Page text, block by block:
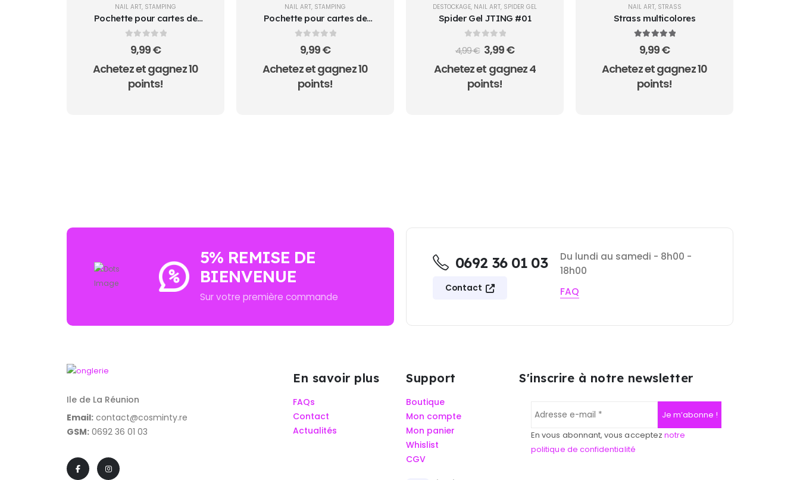
NAIL ART, STAMPING
Pochette pour cartes de
stamping
sur 5
9,99€
Achetez et gagnez 10
points!
NAIL ART, STAMPING
Pochette pour cartes de
stamping
sur 5
9,99€
Achetez et gagnez 10
points!
DESTOCKAGE, NAIL ART, SPIDER GEL
Spider Gel JTING #01
sur 5
4,99€ Le
prix
initial
était :
4,99 €.
3,99€Le
actuel
Achetez et gagnez 4
points!
NAIL ART, STRASS
Strass multicolores
5.00 sur 5
9,99€
Achetez et gagnez 10
points!
5% REMISE DE
BIENVENUE
Sur votre première commande
0692 36 01 03
Contact
Du lundi au samedi - 8h00 -
18h00
FAQ
Ile de La Réunion
Email: contact@cosminty.re
GSM: 0692 36 01 03
En savoir plus
FAQs
Contact
Actualités
Support
Boutique
Mon compte
Mon panier
Whislist
CGV
S'inscrire à notre newsletter
En vous abonnant, vous accepteznotre
politique de confidentialité